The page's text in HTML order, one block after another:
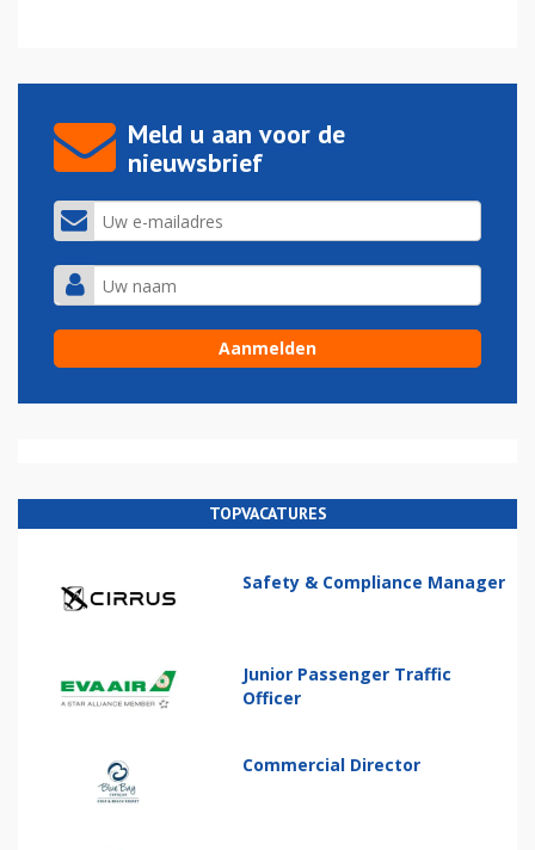
Meld u aan voor de
nieuwsbrief
TOPVACATURES
Safety & Compliance Manager
Junior Passenger Traffic
Officer
Commercial Director